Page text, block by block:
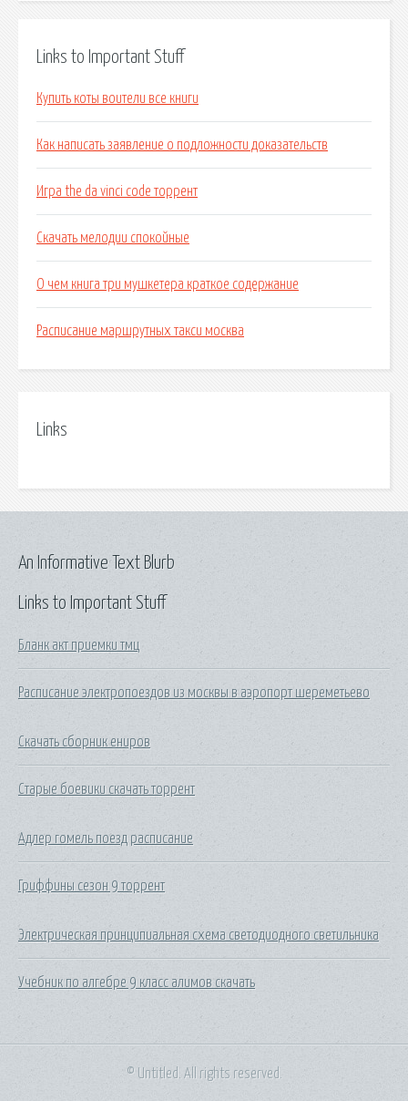
Links to Important Stuff
Купить коты воители все книги
Как написать заявление о подложности доказательств
Игра the da vinci code торрент
Скачать мелодии спокойные
О чем книга три мушкетера краткое содержание
Расписание маршрутных такси москва
Links
Links to Important Stuff
Бланк акт приемки тмц
Расписание электропоездов из москвы в аэропорт шереметьево
Скачать сборник ениров
Старые боевики скачать торрент
Адлер гомель поезд расписание
Гриффины сезон 9 торрент
Электрическая принципиальная схема светодиодного светильника
Учебник по алгебре 9 класс алимов скачать
An Informative Text Blurb
© Untitled. All rights reserved.